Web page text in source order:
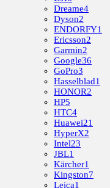
Dreame4
Dyson2
ENDORFY1
Ericsson2
Garmin2
Google36
GoPro3
Hasselblad1
HONOR2
HP5
HTC4
Huawei21
HyperX2
Intel23
JBL1
Kärcher1
Kingston7
Leica1